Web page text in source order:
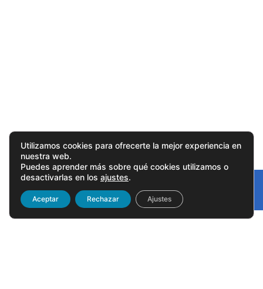
Utilizamos cookies para ofrecerte la mejor experiencia en
nuestra web.
Puedes aprender más sobre qué cookies utilizamos o
desactivarlas en los ajustes.
Aceptar Rechazar Ajustes